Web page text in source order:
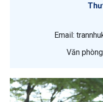
Email:
Văn